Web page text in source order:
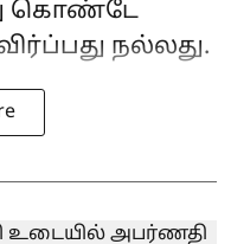
கொண்டே
நல்லது.